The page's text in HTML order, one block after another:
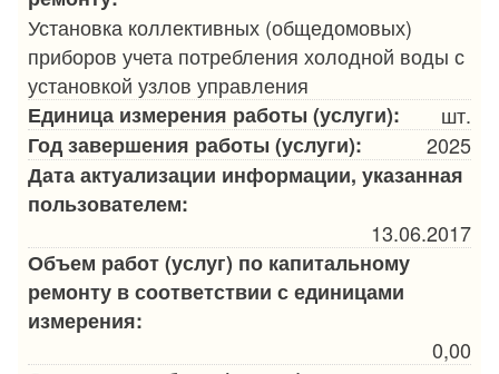
Установка коллективных (общедомовых)
приборов учета потребления холодной воды с
установкой узлов управления
Единица измерения работы (услуги):
шт.
Год завершения работы (услуги):
2025
Дата актуализации информации, указанная
пользователем:
13.06.2017
Объем работ (услуг) по капитальному
ремонту в соответствии с единицами
измерения:
0,00